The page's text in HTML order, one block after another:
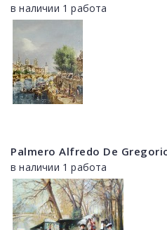
в наличии 1 работа
Palmero Alfredo De
в наличии 1 работа